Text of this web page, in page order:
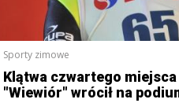
Sporty zimowe
Klątwa czwartego miejsca
"Wiewiór" wrócił na